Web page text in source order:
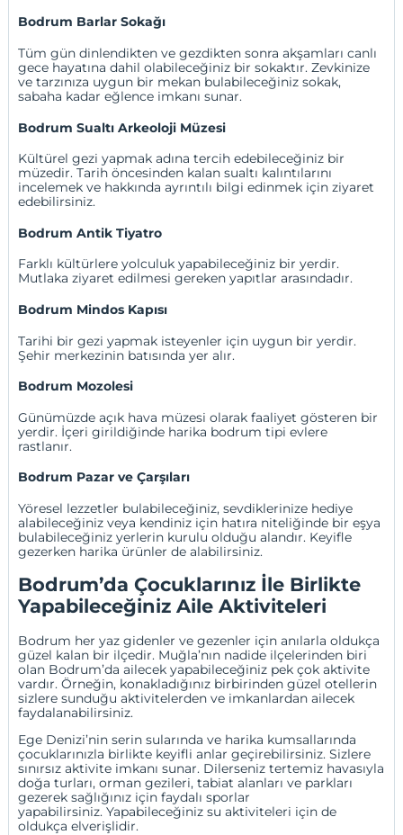
Bodrum Barlar Sokağı
Tüm gün dinlendikten ve gezdikten sonra akşamları canlı
gece hayatına dahil olabileceğiniz bir sokaktır. Zevkinize
ve tarzınıza uygun bir mekan bulabileceğiniz sokak,
sabaha kadar eğlence imkanı sunar.
Bodrum Sualtı Arkeoloji Müzesi
Kültürel gezi yapmak adına tercih edebileceğiniz bir
müzedir. Tarih öncesinden kalan sualtı kalıntılarını
incelemek ve hakkında ayrıntılı bilgi edinmek için ziyaret
edebilirsiniz.
Bodrum Antik Tiyatro
Farklı kültürlere yolculuk yapabileceğiniz bir yerdir.
Mutlaka ziyaret edilmesi gereken yapıtlar arasındadır.
Bodrum Mindos Kapısı
Tarihi bir gezi yapmak isteyenler için uygun bir yerdir.
Şehir merkezinin batısında yer alır.
Bodrum Mozolesi
Günümüzde açık hava müzesi olarak faaliyet gösteren bir
yerdir. İçeri girildiğinde harika bodrum tipi evlere
rastlanır.
Bodrum Pazar ve Çarşıları
Yöresel lezzetler bulabileceğiniz, sevdiklerinize hediye
alabileceğiniz veya kendiniz için hatıra niteliğinde bir eşya
bulabileceğiniz yerlerin kurulu olduğu alandır. Keyifle
gezerken harika ürünler de alabilirsiniz.
Bodrum’da Çocuklarınız İle Birlikte
Yapabileceğiniz Aile Aktiviteleri
Bodrum her yaz gidenler ve gezenler için anılarla oldukça
güzel kalan bir ilçedir. Muğla’nın nadide ilçelerinden biri
olan Bodrum’da ailecek yapabileceğiniz pek çok aktivite
vardır. Örneğin, konakladığınız birbirinden güzel otellerin
sizlere sunduğu aktivitelerden ve imkanlardan ailecek
faydalanabilirsiniz.
Ege Denizi’nin serin sularında ve harika kumsallarında
çocuklarınızla birlikte keyifli anlar geçirebilirsiniz. Sizlere
sınırsız aktivite imkanı sunar. Dilerseniz tertemiz havasıyla
doğa turları, orman gezileri, tabiat alanları ve parkları
gezerek sağlığınız için faydalı sporlar
yapabilirsiniz. Yapabileceğiniz su aktiviteleri için de
oldukça elverişlidir.